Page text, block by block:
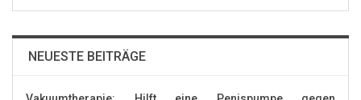
NEUESTE BEITRÄGE